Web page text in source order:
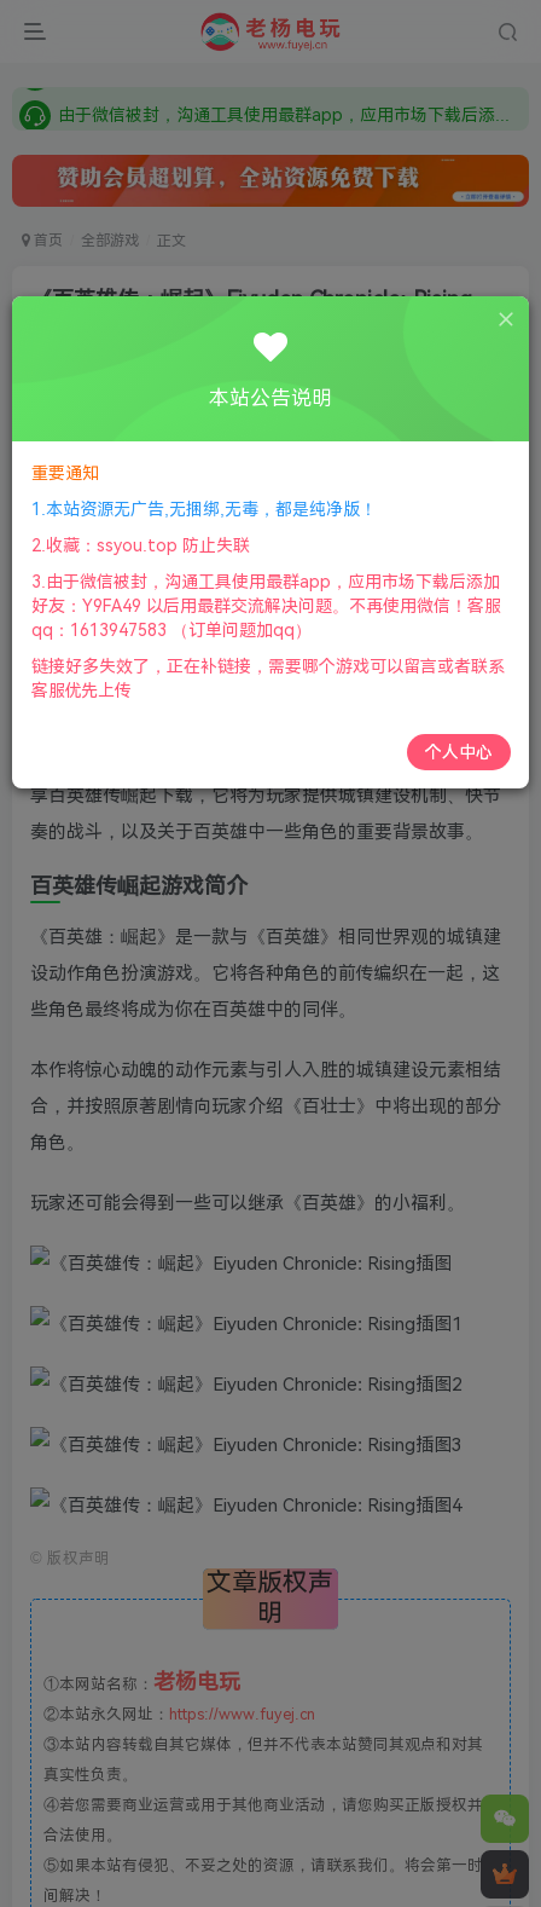
需要什么游戏请联系客服，若链接失效请联系客服，百度网盘边上的激活码也是解压密码
首页 全部游戏 正文
《百英雄传：崛起》Eiyuden Chronicle: Rising
①下载安装教程 ②下载安装视频教程 ③ 游戏运行
版本介绍：中文版|容量4.3GB|官方简体中文|支持键盘.鼠标.
手柄|2022年05月11号更新
游戏视频预览：点击查看
游戏介绍
造角色扮演游戏游戏，与《百英雄》同世界设定。游侠网分
享百英雄传崛起下载，它将为玩家提供城镇建设机制、快节
奏的战斗，以及关于百英雄中一些角色的重要背景故事。
百英雄传崛起游戏简介
《百英雄：崛起》是一款与《百英雄》相同世界观的城镇建
设动作角色扮演游戏。它将各种角色的前传编织在一起，这
些角色最终将成为你在百英雄中的同伴。
本作将惊心动魄的动作元素与引人入胜的城镇建设元素相结
合，并按照原著剧情向玩家介绍《百壮士》中将出现的部分
角色。
玩家还可能会得到一些可以继承《百英雄》的小福利。
© 版权声明
文章版权声
明
①本网站名称： 老杨电玩
②本站永久网址： https://www.fuyej.cn
③本站内容转载自其它媒体，但并不代表本站赞同其观点和对其
真实性负责。
④若您需要商业运营或用于其他商业活动，请您购买正版授权并
合法使用。
⑤如果本站有侵犯、不妥之处的资源，请联系我们。将会第一时
间解决！
本站公告说明
重要通知
1.本站资源无广告,无捆绑,无毒，都是纯净版！
2.收藏：ssyou.top 防止失联
3.由于微信被封，沟通工具使用最群app，应用市场下载后添加
好友：Y9FA49 以后用最群交流解决问题。不再使用微信！客服
qq：1613947583 （订单问题加qq）
链接好多失效了，正在补链接，需要哪个游戏可以留言或者联系
客服优先上传
个人中心